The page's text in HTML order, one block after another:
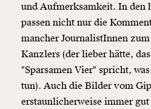
und Aufmerksamkeit. In den
passen nicht nur die
mancher JournalistInnen
Kanzlers (der lieber hätte,
"Sparsamen Vier" spricht,
tun). Auch die Bilder vom
erstaunlicherweise immer